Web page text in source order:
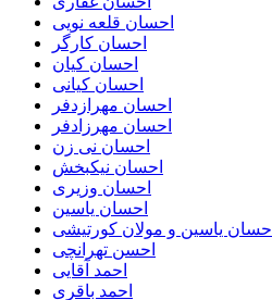
احسان قلعه نویی
احسان کارگر
احسان کیان
احسان کیانی
احسان مهرازدفر
احسان مهرزادفر
احسان نی زن
احسان نیکبخش
احسان وزیری
احسان یاسین
احسان یاسین و مولان کورتیشی
احسن تهرانچی
احمد آقایی
احمد باقری